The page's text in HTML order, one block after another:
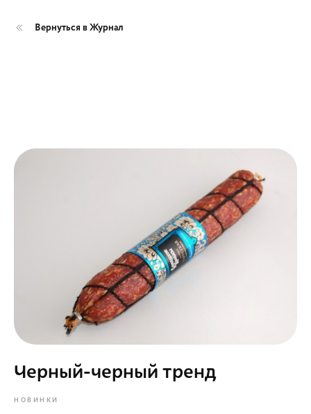
Вернуться в Журнал
Черный-черный тренд
НОВИНКИ